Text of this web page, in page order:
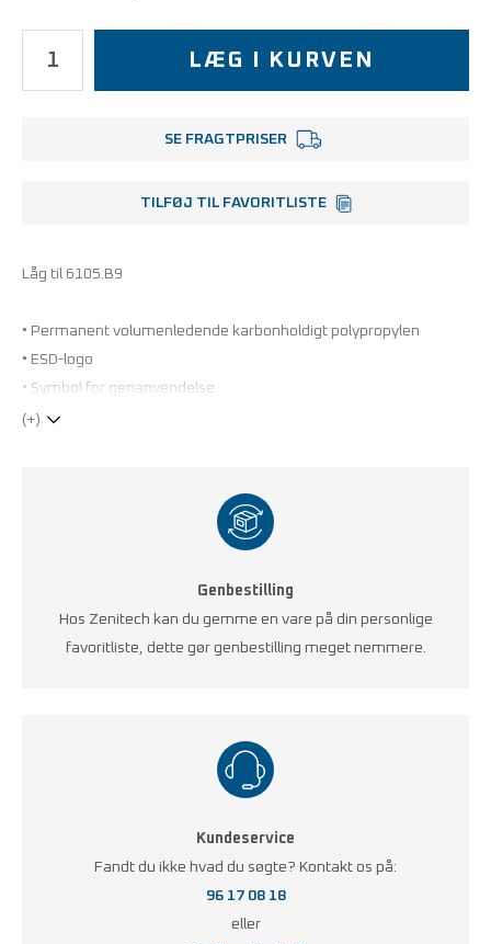
LÆG I KURVEN
SE FRAGTPRISER
TILFØJ TIL FAVORITLISTE
Låg til 6105.B9
• Permanent volumenledende karbonholdigt polypropylen
• ESD-logo
• Symbol for genanvendelse
(+)
Genbestilling
Hos Zenitech kan du gemme en vare på din personlige
favoritliste, dette gør genbestilling meget nemmere.
Kundeservice
Fandt du ikke hvad du søgte? Kontakt os på:
96 17 08 18
eller